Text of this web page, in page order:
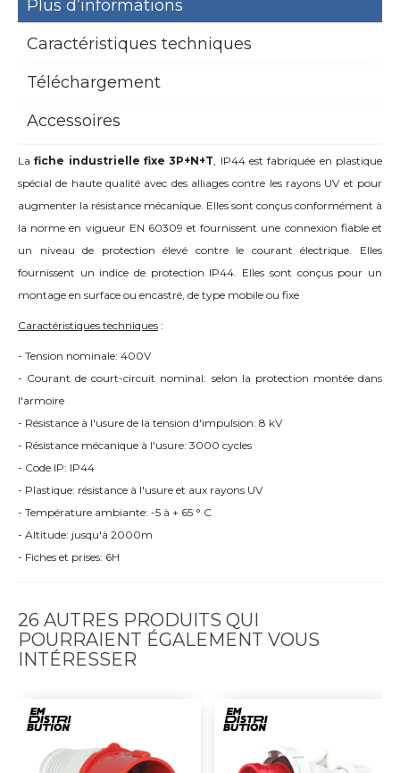
Plus d’informations
Caractéristiques techniques
Téléchargement
Accessoires
Lafiche industrielle fixe 3P+N+T, IP44 est fabriquée en plastique
spécial de haute qualité avec des alliages contre les rayons UV et pour
augmenter la résistance mécanique. Elles sont conçus conformément à
la norme en vigueur EN 60309 et fournissent une connexion fiable et
un niveau de protection élevé contre le courant électrique. Elles
fournissent un indice de protection IP44. Elles sont conçus pour un
montage en surface ou encastré, de type mobile ou fixe
Caractéristiques techniques :
- Tension nominale: 400V
- Courant de court-circuit nominal: selon la protection montée dans
l'armoire
- Résistance à l'usure de la tension d'impulsion: 8 kV
- Résistance mécanique à l'usure: 3000 cycles
- Code IP: IP44
- Plastique: résistance à l'usure et aux rayons UV
- Température ambiante: -5 à + 65 ° C
- Altitude: jusqu'à 2000m
- Fiches et prises: 6H
26 AUTRES PRODUITS QUI
POURRAIENT ÉGALEMENT VOUS
INTÉRESSER